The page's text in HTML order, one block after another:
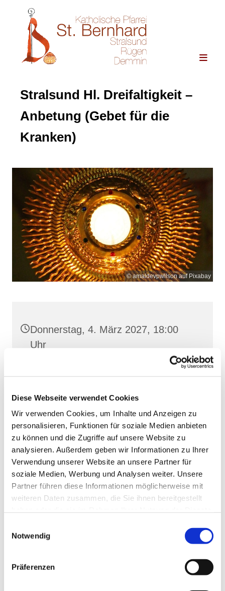
Diese Webseite verwendet Cookies
Wir verwenden Cookies, um Inhalte und Anzeigen zu
personalisieren, Funktionen für soziale Medien anbieten
zu können und die Zugriffe auf unsere Website zu
analysieren. Außerdem geben wir Informationen zu Ihrer
Verwendung unserer Website an unsere Partner für
soziale Medien, Werbung und Analysen weiter. Unsere
Partner führen diese Informationen möglicherweise mit
weiteren Daten zusammen, die Sie ihnen bereitgestellt
Notwendig
Präferenzen
Stralsund Hl. Dreifaltigkeit –
Anbetung (Gebet für die
Kranken)
© amaldevpwilson auf Pixabay
Donnerstag, 4. März 2027, 18:00
Uhr